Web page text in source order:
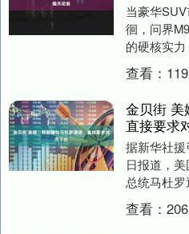
当豪华
徊，问界
的硬核实
上市21个
50万以....
查看： 119
金贝街 美
直接要求
据新华社
日报道，
总统马杜
马杜罗不
括动武在内
查看：206